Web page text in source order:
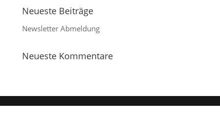
Neueste Beiträge
Newsletter Abmeldung
Neueste Kommentare